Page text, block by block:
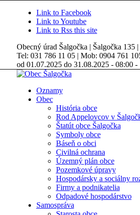
Link to Facebook
Link to Youtube
Link to Rss this site
Obecný úrad Šalgočka | Šalgočka 135
Tel: 031 786 11 05 | Mob: 0904 761
od 01.07.2025 do 31.08.2025 - 08:00 -
Oznamy
Obec
História obce
Rod Appelovcov v
Štatút obce Šalgočka
Symboly obce
Báseň o obci
Civilná ochrana
Územný plán obce
Pozemkové úpravy
Hospodársky a sociálny
Firmy a podnikatelia
Odpadové hospodárstvo
Samospráva